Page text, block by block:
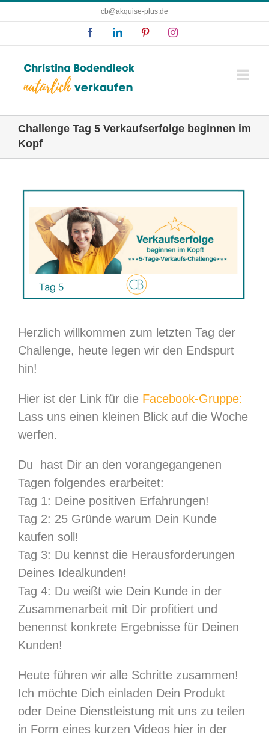
cb@akquise-plus.de
FacebookLinkedIn PinterestInstagram
Challenge Tag 5 Verkaufserfolge beginnen im
Kopf
Herzlich willkommen zum letzten Tag der
Challenge, heute legen wir den Endspurt
hin!
Hier ist der Link für die Facebook-Gruppe:
Lass uns einen kleinen Blick auf die Woche
werfen.
Du hast Dir an den vorangegangenen
Tagen folgendes erarbeitet:
Tag 1: Deine positiven Erfahrungen!
Tag 2: 25 Gründe warum Dein Kunde
kaufen soll!
Tag 3: Du kennst die Herausforderungen
Deines Idealkunden!
Tag 4: Du weißt wie Dein Kunde in der
Zusammenarbeit mit Dir profitiert und
benennst konkrete Ergebnisse für Deinen
Kunden!
Heute führen wir alle Schritte zusammen!
Ich möchte Dich einladen Dein Produkt
oder Deine Dienstleistung mit uns zu teilen
in Form eines kurzen Videos hier in der